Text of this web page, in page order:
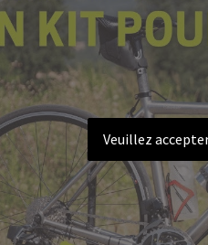
Veuillez